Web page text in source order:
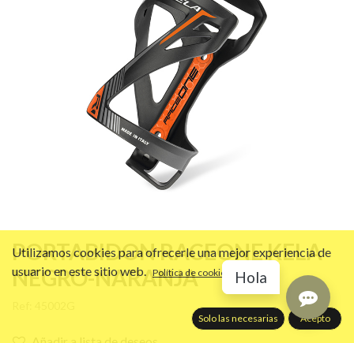
PORTABIDON RACEONE KELA
NEGRO-NARANJA
Utilizamos cookies para ofrecerle una mejor experiencia de
usuario en este sitio web. Política de cookies
Solo las necesarias Acepto
Hola